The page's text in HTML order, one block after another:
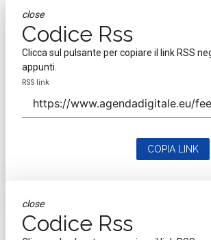
close
Codice Rss
Clicca sul pulsante per copiare il link RSS
appunti.
RSS link
COPIA LINK
close
Codice Rss